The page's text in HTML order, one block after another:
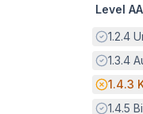
Level
Erfüllt:
1.2.4
Erfüllt:
1.3.4
1.4.3
Erfüllt:
1.4.5